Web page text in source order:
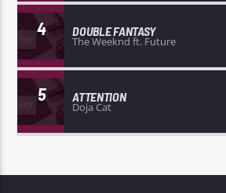
4 DOUBLE FANTASY
The Weeknd ft. Future
5 ATTENTION
Doja Cat